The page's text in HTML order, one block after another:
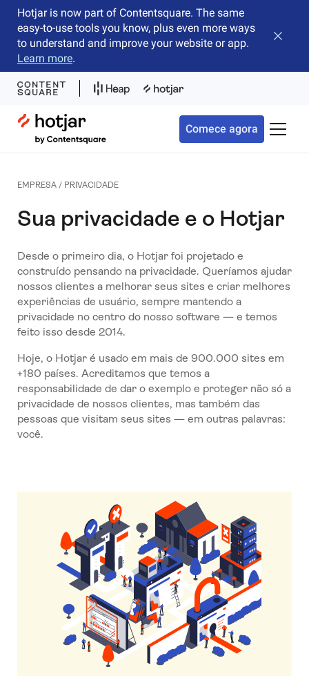
Hotjar is now part of Contentsquare. The same
easy-to-use tools you know, plus even more ways
to understand and improve your website or app.
Learn more.
Fechar
Hotjar Logo
Comece agora
EMPRESA / PRIVACIDADE
Sua privacidade e o Hotjar
Desde o primeiro dia, o Hotjar foi projetado e
construído pensando na privacidade. Queríamos ajudar
nossos clientes a melhorar seus sites e criar melhores
experiências de usuário, sempre mantendo a
privacidade no centro do nosso software — e temos
feito isso desde 2014.
Hoje, o Hotjar é usado em mais de 900.000 sites em
+180 países. Acreditamos que temos a
responsabilidade de dar o exemplo e proteger não só a
privacidade de nossos clientes, mas também das
pessoas que visitam seus sites — em outras palavras:
você.